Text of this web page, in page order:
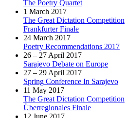
The Poetry Quartet
1 March 2017
The Great Dictation Competition
Frankfurter Finale
24 March 2017
Poetry Recommendations 2017
26 – 27 April 2017
Sarajevo Debate on Europe
27 – 29 April 2017
Spring Conference In Sarajevo
11 May 2017
The Great Dictation Competition
Überregionales Finale
12 June 2017